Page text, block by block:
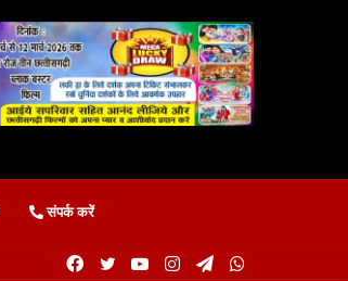
संपर्क करें
Telegram
Instagram
YouTube
Twitter
Facebook